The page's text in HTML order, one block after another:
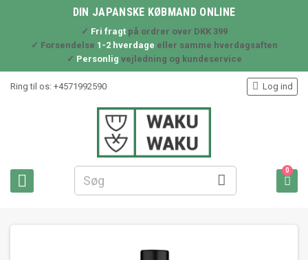
DIN JAPANSKE KØBMAND ONLINE
✓ Fri fragtpå ordrer over DKK 399
✓ Forsendelse 1-2 hverdage eller samme hverdagsaften
✓ Personlig vejledning og kundeservice
Ring til os: +4571992590
 
 Log ind

0